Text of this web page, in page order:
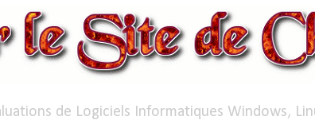
de Logiciels Informatiques Windows,